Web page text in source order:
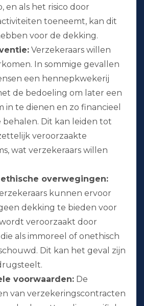
en als het risico door
toeneemt, kan dit
voor de dekking.
Verzekeraars willen
In sommige gevallen
een hennepkwekerij
de bedoeling om later een
in te dienen en zo financieel
Dit kan leiden tot
veroorzaakte
wat verzekeraars willen
overwegingen:
kunnen ervoor
dekking te bieden voor
veroorzaakt door
als immoreel of onethisch
Dit kan het geval zijn
voorwaarden: De
van verzekeringscontracten